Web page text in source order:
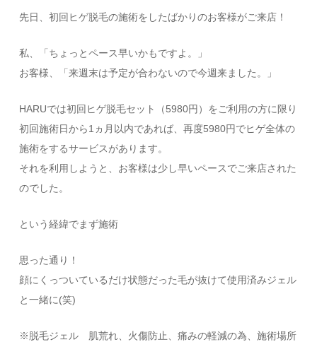
先日、初回ヒゲ脱毛の施術をしたばかりのお客様がご来店！
私、「ちょっとペース早いかもですよ。」
お客様、「来週末は予定が合わないので今週来ました。」
HARUでは初回ヒゲ脱毛セット（5980円）をご利用の方に限り
初回施術日から1ヵ月以内であれば、再度5980円でヒゲ全体の
施術をするサービスがあります。
それを利用しようと、お客様は少し早いペースでご来店された
のでした。
という経緯でまず施術
思った通り！
顔にくっついているだけ状態だった毛が抜けて使用済みジェル
と一緒に(笑)
※脱毛ジェル 肌荒れ、火傷防止、痛みの軽減の為、施術場所